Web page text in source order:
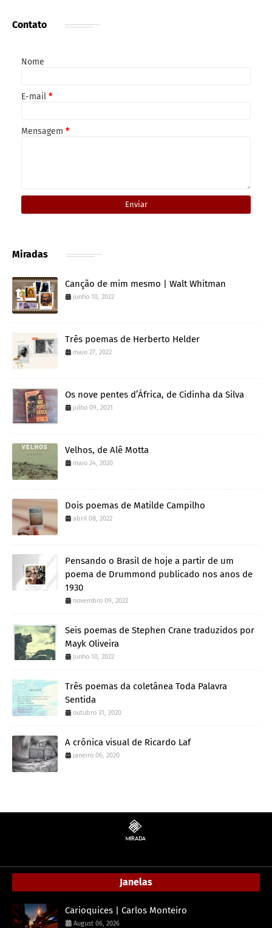
Contato
Nome
E-mail *
Mensagem *
Miradas
Canção de mim mesmo | Walt Whitman
junho 10, 2022
Três poemas de Herberto Helder
maio 27, 2022
Os nove pentes d’África, de Cidinha da Silva
julho 09, 2021
Velhos, de Alê Motta
maio 24, 2020
Dois poemas de Matilde Campilho
abril 08, 2022
Pensando o Brasil de hoje a partir de um
poema de Drummond publicado nos anos de
1930
novembro 09, 2022
Seis poemas de Stephen Crane traduzidos por
Mayk Oliveira
junho 10, 2022
Três poemas da coletânea Toda Palavra
Sentida
outubro 31, 2020
A crônica visual de Ricardo Laf
janeiro 06, 2020
Janelas
Carioquices | Carlos Monteiro
August 06, 2026